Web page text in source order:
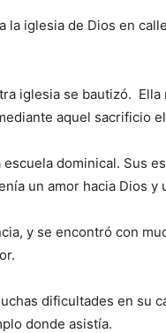
la iglesia de Dios en
iglesia se bautizó.
aquel sacrificio
escuela dominical. Sus
un amor hacia Dios y
y se encontró con
dificultades en su
donde asistía.